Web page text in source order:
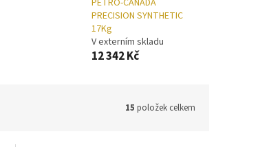
PETRO-CANADA
PRECISION SYNTHETIC
17Kg
V externím skladu
12 342 Kč
15 položek celkem